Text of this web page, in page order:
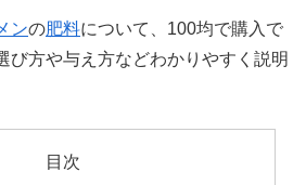
ンの肥料について、100均で購入で
び方や与え方などわかりやすく説明
目次